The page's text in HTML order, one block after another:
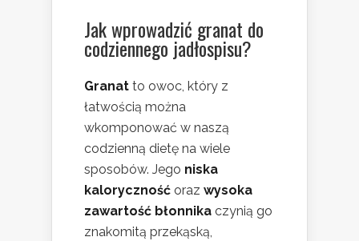
Jak wprowadzić granat do
codziennego jadłospisu?
Granat to owoc, który z
łatwością można
wkomponować w naszą
codzienną dietę na wiele
sposobów. Jego niska
kaloryczność oraz wysoka
zawartość błonnika czynią go
znakomitą przekąską,